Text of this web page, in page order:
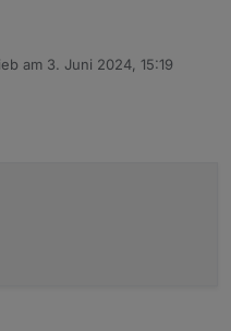
mal versuchen.
am 3. Juni 2024, 15:19
editiert von